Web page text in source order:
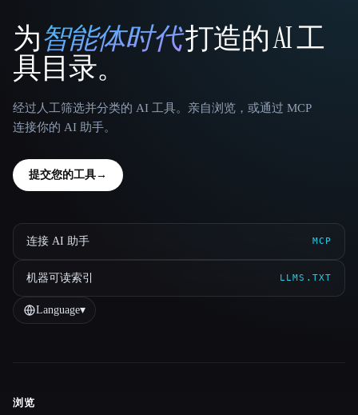
That AI Collection
为智能体时代打造的 AI 工
具目录。
经过人工筛选并分类的 AI 工具。亲自浏览，或通过 MCP
连接你的 AI 助手。
提交您的工具→
连接 AI 助手 MCP
机器可读索引 LLMS.TXT
Language▾
浏览